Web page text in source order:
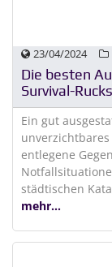
23/04/2024
Die besten
Survival-
Ein gut
entlegene
städtischen
mehr...